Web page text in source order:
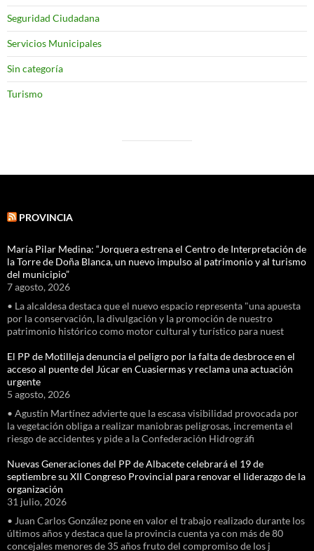
Seguridad Ciudadana
Servicios Municipales
Sin categoría
Turismo
PROVINCIA
María Pilar Medina: “Jorquera estrena el Centro de Interpretación de
la Torre de Doña Blanca, un nuevo impulso al patrimonio y al turismo
del municipio”
7 agosto, 2026
• La alcaldesa destaca que el nuevo espacio representa "una apuesta
por la conservación, la divulgación y la promoción de nuestro
patrimonio histórico como motor cultural y turístico para nuest
El PP de Motilleja denuncia el peligro por la falta de desbroce en el
acceso al puente del Júcar en Cuasiermas y reclama una actuación
urgente
5 agosto, 2026
• Agustín Martínez advierte que la escasa visibilidad provocada por
la vegetación obliga a realizar maniobras peligrosas, incrementa el
riesgo de accidentes y pide a la Confederación Hidrográfi
Nuevas Generaciones del PP de Albacete celebrará el 19 de
septiembre su XII Congreso Provincial para renovar el liderazgo de la
organización
31 julio, 2026
• Juan Carlos González pone en valor el trabajo realizado durante los
últimos años y destaca que la provincia cuenta ya con más de 80
concejales menores de 35 años fruto del compromiso de los j